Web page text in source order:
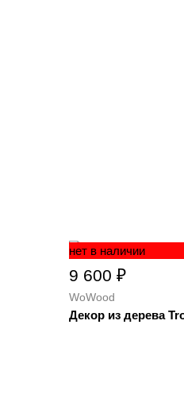
нет в наличии
9 600 ₽
WoWood
Декор из дерева